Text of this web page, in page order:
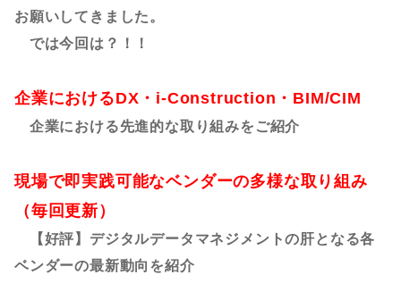
お願いしてきました。
では今回は？！！
企業におけるDX・i-Construction・BIM/CIM
企業における先進的な取り組みをご紹介
現場で即実践可能なベンダーの多様な取り組み
（毎回更新）
【好評】デジタルデータマネジメントの肝となる各
ベンダーの最新動向を紹介